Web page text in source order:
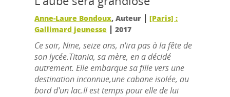
Anne-Laure Bondoux, Auteur |[Paris] :
Gallimard jeunesse |2017
Ce soir, Nine, seize ans, n'ira pas à la fête de
son lycée.Titania, sa mère, en a décidé
autrement. Elle embarque sa fille vers une
destination inconnue,une cabane isolée, au
bord d'un lac.Il est temps pour elle de lui